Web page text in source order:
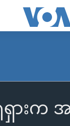
ရုရှား